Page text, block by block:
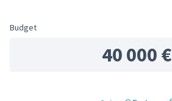
Budget
40 000 €